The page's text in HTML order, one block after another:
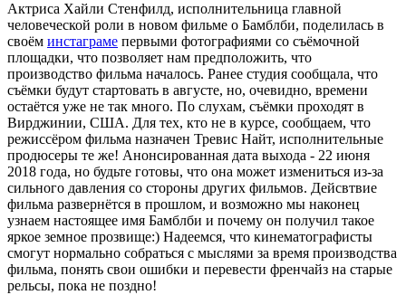
Актриса Хайли Стенфилд, исполнительница главной
человеческой роли в новом фильме о Бамблби, поделилась в
своём инстаграме первыми фотографиями со съёмочной
площадки, что позволяет нам предположить, что
производство фильма началось. Ранее студия сообщала, что
съёмки будут стартовать в августе, но, очевидно, времени
остаётся уже не так много. По слухам, съёмки проходят в
Вирджинии, США. Для тех, кто не в курсе, сообщаем, что
режиссёром фильма назначен Тревис Найт, исполнительные
продюсеры те же! Анонсированная дата выхода - 22 июня
2018 года, но будьте готовы, что она может измениться из-за
сильного давления со стороны других фильмов. Дейсвтвие
фильма развернётся в прошлом, и возможно мы наконец
узнаем настоящее имя Бамблби и почему он получил такое
яркое земное прозвище:) Надеемся, что кинематографисты
смогут нормально собраться с мыслями за время производства
фильма, понять свои ошибки и перевести френчайз на старые
рельсы, пока не поздно!